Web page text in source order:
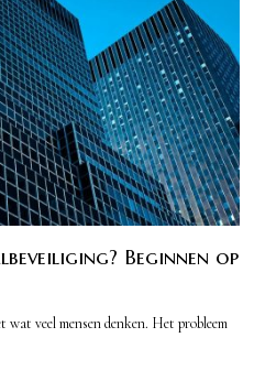
Beginnen op
veel mensen denken. Het probleem